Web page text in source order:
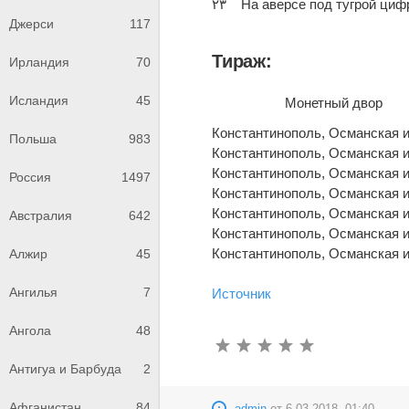
Джерси 117
Ирландия 70
Исландия 45
Польша 983
Россия 1497
Австралия 642
Алжир 45
Ангилья 7
Ангола 48
Антигуа и Барбуда 2
٢٣
Тираж:
Монетный двор
Константинополь, Османская
Константинополь, Османская
Константинополь, Османская
Константинополь, Османская
Константинополь, Османская
Константинополь, Османская
Константинополь, Османская
Источник